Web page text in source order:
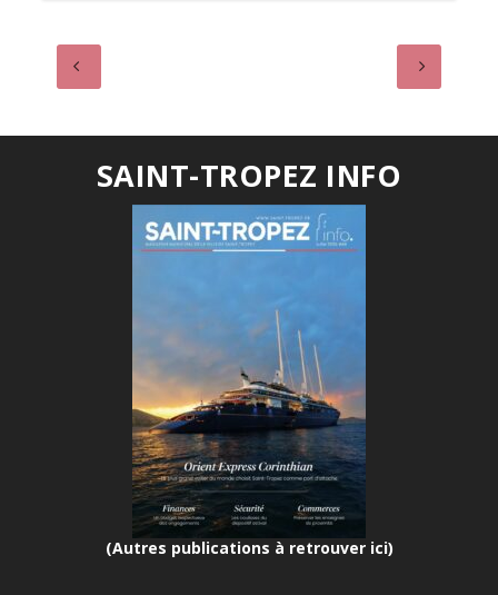
SAINT-TROPEZ INFO
(Autres publications à retrouver ici)